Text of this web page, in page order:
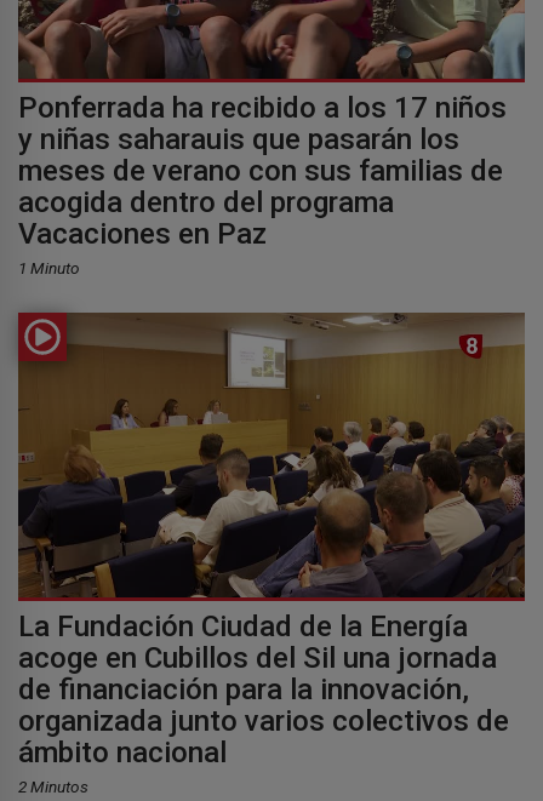
Ponferrada ha recibido a los 17 niños
y niñas saharauis que pasarán los
meses de verano con sus familias de
acogida dentro del programa
Vacaciones en Paz
1 Minuto
La Fundación Ciudad de la Energía
acoge en Cubillos del Sil una jornada
de financiación para la innovación,
organizada junto varios colectivos de
ámbito nacional
2 Minutos